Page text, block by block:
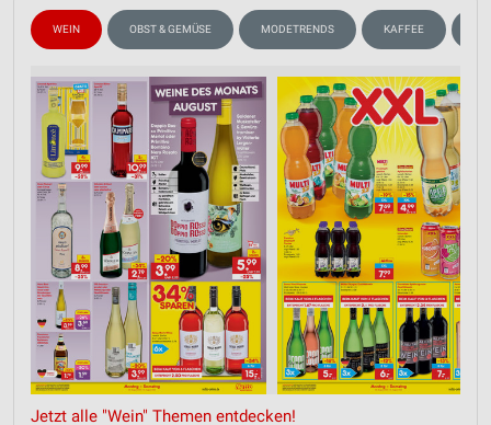
WEIN OBST & GEMÜSE MODETRENDS KAFFEE
Jetzt alle "Wein" Themen entdecken!